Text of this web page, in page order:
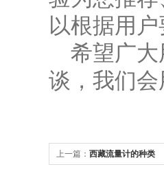
以根据用
希望广大
谈，我们
上一篇： 西藏流量计的种类